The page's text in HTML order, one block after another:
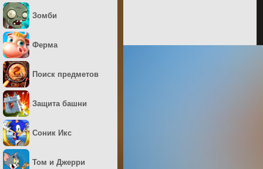
Зомби
Ферма
Поиск предметов
Защита башни
Соник Икс
Том и Джерри